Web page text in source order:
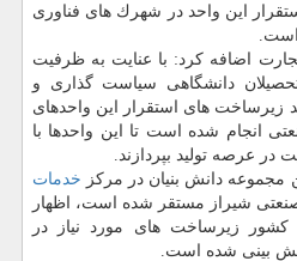
این واحد در شهرك های فناوری
اضافه كرد: با عنایت به ظرفیت
دانشگاهی سیاست گذاری و
زیرساخت های استقرار این واحدهای
انجام شده است تا این واحدها با
در عرصه تولید بپردازند.
مجموعه دانش بنیان در مركز خدمات
شیراز مستقر شده است، اظهار
زیرساخت های مورد نیاز در
بینی شده است.